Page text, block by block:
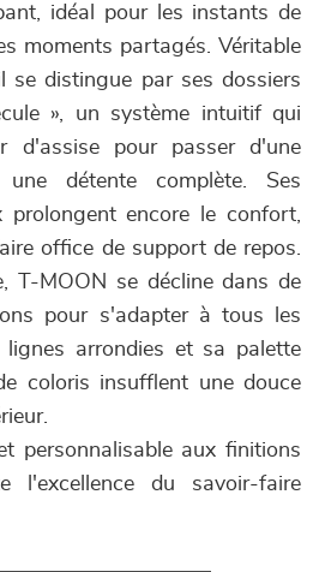
idéal pour les instants de
moments partagés. Véritable
se distingue par ses dossiers
», un système intuitif qui
d'assise pour passer d'une
détente complète. Ses
prolongent encore le confort,
office de support de repos.
T-MOON se décline dans de
pour s'adapter à tous les
lignes arrondies et sa palette
coloris insufflent une douce
personnalisable aux finitions
l'excellence du savoir-faire